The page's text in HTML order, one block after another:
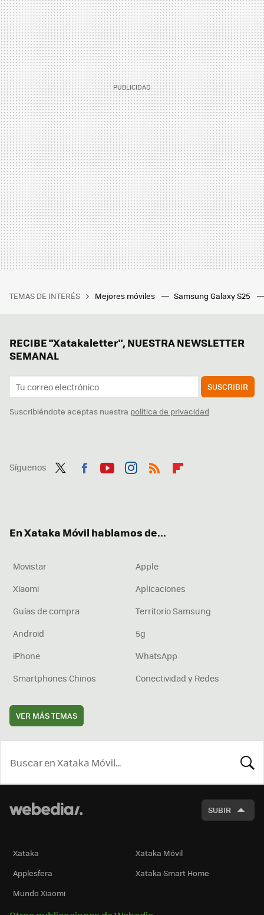
TEMAS DE INTERÉS Mejores móviles Samsung Galaxy S25
RECIBE "Xatakaletter", NUESTRA NEWSLETTER
SEMANAL
SUSCRIBIR
Suscribiéndote aceptas nuestra política de privacidad
Síguenos
En Xataka Móvil hablamos de...
Movistar
Apple
Xiaomi
Aplicaciones
Guías de compra
Territorio Samsung
Android
5g
iPhone
WhatsApp
Smartphones Chinos
Conectividad y Redes
VER MÁS TEMAS
SUBIR
Xataka
Xataka Móvil
Applesfera
Xataka Smart Home
Mundo Xiaomi